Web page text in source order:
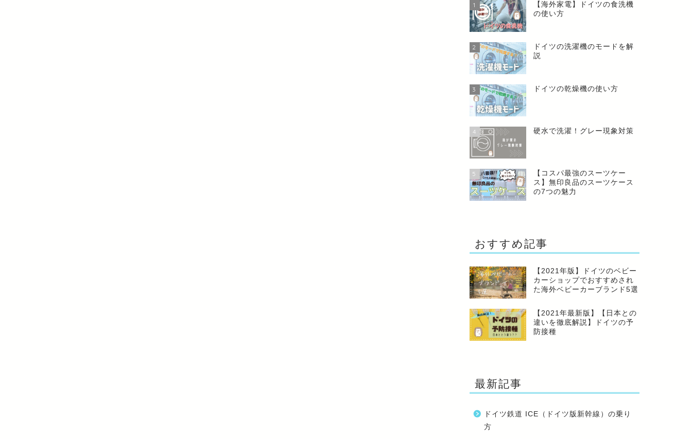
1
【海外家電】ドイツの食洗機
の使い方
2
ドイツの洗濯機のモードを解
説
3 ドイツの乾燥機の使い方
4 硬水で洗濯！グレー現象対策
5
【コスパ最強のスーツケー
ス】無印良品のスーツケース
の7つの魅力
おすすめ記事
【2021年版】ドイツのベビー
カーショップでおすすめされ
た海外ベビーカーブランド5選
【2021年最新版】【日本との
違いを徹底解説】ドイツの予
防接種
最新記事
ドイツ鉄道 ICE（ドイツ版新幹線）の乗り
方